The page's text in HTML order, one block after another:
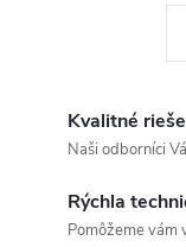
Kvalitné
Naši odborníci
Rýchla
Pomôžeme vám